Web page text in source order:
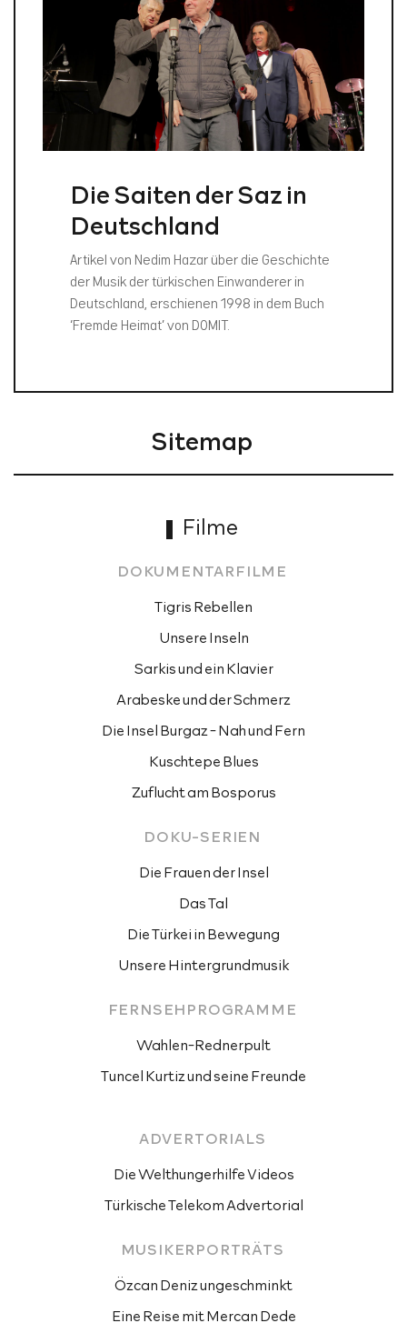
Die Saiten der Saz in
Deutschland
Artikel von Nedim Hazar über die Geschichte
der Musik der türkischen Einwanderer in
Deutschland, erschienen 1998 in dem Buch
‘Fremde Heimat’ von DOMIT.
Sitemap
Filme
DOKUMENTARFILME
Tigris Rebellen
Unsere Inseln
Sarkis und ein Klavier
Arabeske und der Schmerz
Die Insel Burgaz - Nah und Fern
Kuschtepe Blues
Zuflucht am Bosporus
DOKU-SERIEN
Die Frauen der Insel
Das Tal
Die Türkei in Bewegung
Unsere Hintergrundmusik
FERNSEHPROGRAMME
Wahlen-Rednerpult
Tuncel Kurtiz und seine Freunde
ADVERTORIALS
Die Welthungerhilfe Videos
Türkische Telekom Advertorial
MUSIKERPORTRÄTS
Özcan Deniz ungeschminkt
Eine Reise mit Mercan Dede